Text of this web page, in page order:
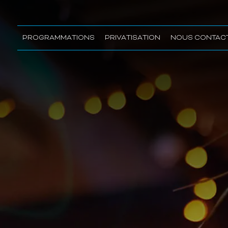
PROGRAMMATIONS PRIVATISATION NOUS